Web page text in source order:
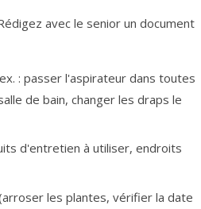
avec le senior un document
: passer l'aspirateur dans toutes
de bain, changer les draps le
d'entretien à utiliser, endroits
les plantes, vérifier la date